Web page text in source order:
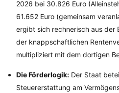
2026 bei 30.826 Euro
61.652 Euro (gemeinsam
ergibt sich rechnerisch aus der
der knappschaftlichen
multipliziert mit dem dortigen
Die Förderlogik: Der Staat
Steuererstattung am